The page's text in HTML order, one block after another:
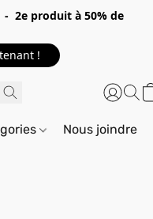
2e produit à 50% de
!
Nous joindre